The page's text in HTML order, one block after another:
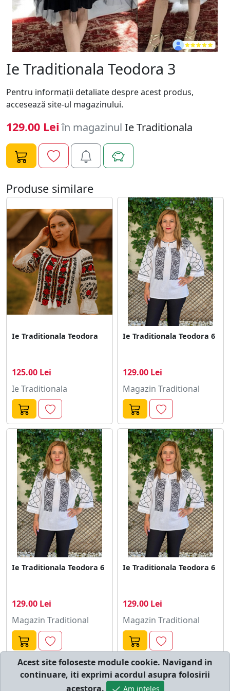
Ie Traditionala Teodora 3
Pentru informaţii detaliate despre acest produs,
accesează site-ul magazinului.
129.00 Lei în magazinul Ie Traditionala
Produse similare
Ie Traditionala Teodora
125.00 Lei
Ie Traditionala
Ie Traditionala Teodora 6
129.00 Lei
Magazin Traditional
Ie Traditionala Teodora 6
129.00 Lei
Magazin Traditional
Ie Traditionala Teodora 6
129.00 Lei
Magazin Traditional
© cumperi.net | Catalog cumparaturi online
Acest site foloseste module cookie. Navigand in
continuare, iti exprimi acordul asupra folosirii
acestora.
Am inteles